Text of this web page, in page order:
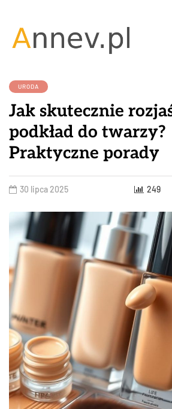
URODA
Jak skutecznie
podkład do twarzy?
Praktyczne porady
30 lipca 2025 249